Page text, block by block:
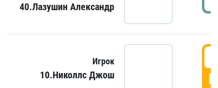
40.Лазушин Александр
Игрок
10.Николлс Джош